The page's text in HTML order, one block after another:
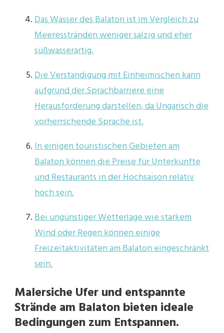
Das Wasser des Balaton ist im Vergleich zu
Meeresstränden weniger salzig und eher
süßwasserartig.
Die Verständigung mit Einheimischen kann
aufgrund der Sprachbarriere eine
Herausforderung darstellen, da Ungarisch die
vorherrschende Sprache ist.
In einigen touristischen Gebieten am
Balaton können die Preise für Unterkünfte
und Restaurants in der Hochsaison relativ
hoch sein.
Bei ungünstiger Wetterlage wie starkem
Wind oder Regen können einige
Freizeitaktivitäten am Balaton eingeschränkt
sein.
Malersiche Ufer und entspannte
Strände am Balaton bieten ideale
Bedingungen zum Entspannen.